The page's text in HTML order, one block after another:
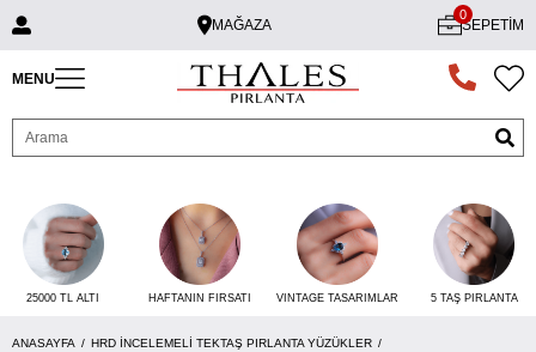
MAĞAZA SEPETIM
0
MENU
25000 TL ALTI HAFTANIN FIRSATI VINTAGE TASARIMLAR 5 TAŞ PIRLANTA
ANASAYFA HRD İNCELEMELI TEKTAŞ PIRLANTA YÜZÜKLER